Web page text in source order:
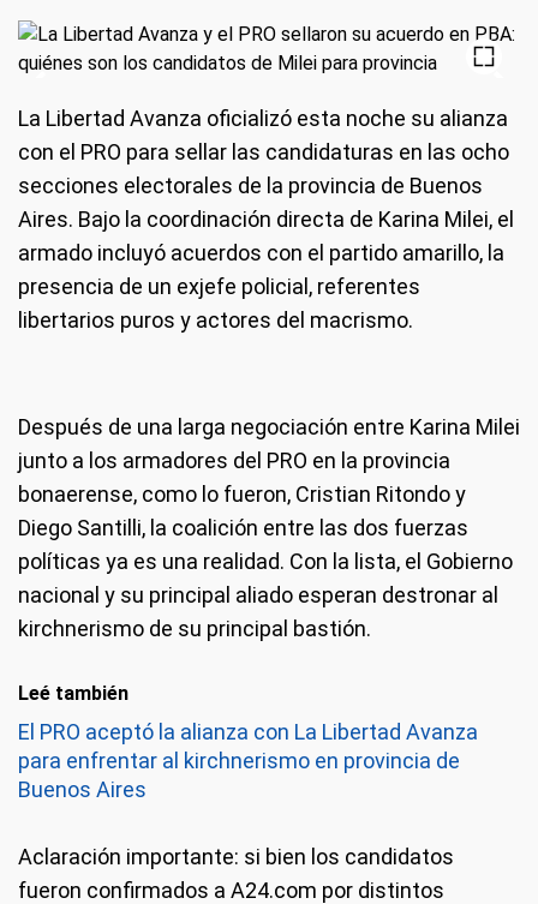
La Libertad Avanza oficializó esta noche su alianza
con el PRO para sellar las candidaturas en las ocho
secciones electorales de la provincia de Buenos
Aires. Bajo la coordinación directa de Karina Milei, el
armado incluyó acuerdos con el partido amarillo, la
presencia de un exjefe policial, referentes
libertarios puros y actores del macrismo.
Después de una larga negociación entre Karina Milei
junto a los armadores del PRO en la provincia
bonaerense, como lo fueron, Cristian Ritondo y
Diego Santilli, la coalición entre las dos fuerzas
políticas ya es una realidad. Con la lista, el Gobierno
nacional y su principal aliado esperan destronar al
kirchnerismo de su principal bastión.
Leé también
El PRO aceptó la alianza con La Libertad Avanza
para enfrentar al kirchnerismo en provincia de
Buenos Aires
Aclaración importante: si bien los candidatos
fueron confirmados a A24.com por distintos